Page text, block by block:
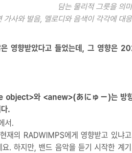
담는 물리적 그릇을 의
가사와 발음, 멜로디와 음색이 각각에 대
영향받았다고 들었는데, 그 영향은
object>와 <anew>(あにゅー)는 방
.
서.
재의 RADWIMPS에게 영향받고 있냐
. 하지만, 밴드 음악을 듣기 시작한 계